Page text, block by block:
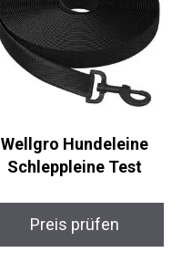
Wellgro Hundeleine
Schleppleine Test
Preis prüfen